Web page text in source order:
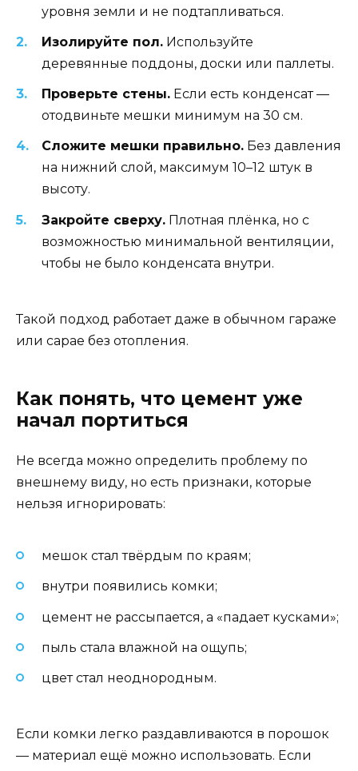
уровня земли и не подтапливаться.
Изолируйте пол. Используйте
деревянные поддоны, доски или паллеты.
Проверьте стены. Если есть конденсат —
отодвиньте мешки минимум на 30 см.
Сложите мешки правильно. Без давления
на нижний слой, максимум 10–12 штук в
высоту.
Закройте сверху. Плотная плёнка, но с
возможностью минимальной вентиляции,
чтобы не было конденсата внутри.
Такой подход работает даже в обычном гараже
или сарае без отопления.
Как понять, что цемент уже
начал портиться
Не всегда можно определить проблему по
внешнему виду, но есть признаки, которые
нельзя игнорировать:
мешок стал твёрдым по краям;
внутри появились комки;
цемент не рассыпается, а «падает кусками»;
пыль стала влажной на ощупь;
цвет стал неоднородным.
Если комки легко раздавливаются в порошок
— материал ещё можно использовать. Если